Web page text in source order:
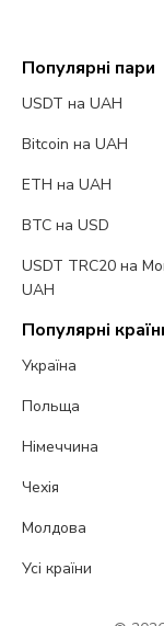
Популярні пари
USDT на UAH
Bitcoin на UAH
ETH на UAH
BTC на USD
USDT TRC20 на
UAH
Популярні
Україна
Польща
Німеччина
Чехія
Молдова
Усі країни